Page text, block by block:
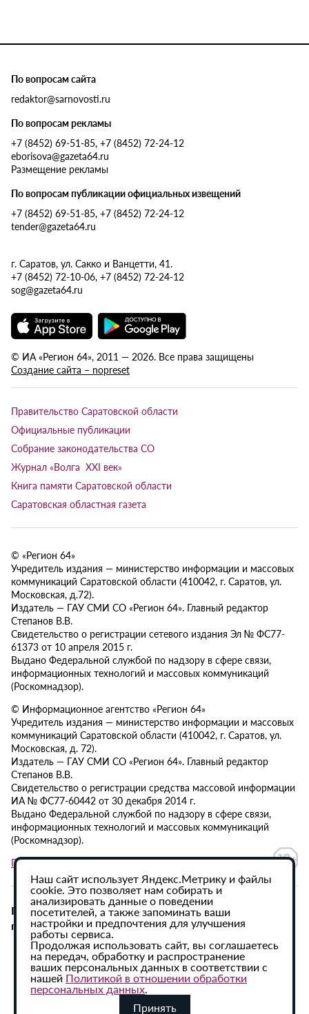
По вопросам сайта
redaktor@sarnovosti.ru
По вопросам рекламы
+7 (8452) 69-51-85, +7 (8452) 72-24-12
eborisova@gazeta64.ru
Размещение рекламы
По вопросам публикации официальных извещений
+7 (8452) 69-51-85, +7 (8452) 72-24-12
tender@gazeta64.ru
г. Саратов, ул. Сакко и Ванцетти, 41.
+7 (8452) 72-10-06, +7 (8452) 72-24-12
sog@gazeta64.ru
© ИА «Регион 64», 2011 — 2026. Все права защищены
Создание сайта – nopreset
Правительство Саратовской области
Официальные публикации
Собрание законодательства СО
Журнал «Волга XXI век»
Книга памяти Саратовской области
Саратовская областная газета
© «Регион 64»
Учредитель издания — министерство информации и массовых
коммуникаций Саратовской области (410042, г. Саратов, ул.
Московская, д.72).
Издатель — ГАУ СМИ СО «Регион 64». Главный редактор
Степанов В.В.
Свидетельство о регистрации сетевого издания Эл № ФС77-
61373 от 10 апреля 2015 г.
Выдано Федеральной службой по надзору в сфере связи,
информационных технологий и массовых коммуникаций
(Роскомнадзор).
© Информационное агентство «Регион 64»
Учредитель издания — министерство информации и массовых
коммуникаций Саратовской области (410042, г. Саратов, ул.
Московская, д. 72).
Издатель — ГАУ СМИ СО «Регион 64». Главный редактор
Степанов В.В.
Свидетельство о регистрации средства массовой информации
ИА № ФС77-60442 от 30 декабря 2014 г.
Выдано Федеральной службой по надзору в сфере связи,
информационных технологий и массовых коммуникаций
(Роскомнадзор).
Политика в отношении обработки персональных данных
При использовании материалов сайта активная
гиперссылка на ИА «Регион 64» обязательна.
Наш сайт использует Яндекс.Метрику и файлы
cookie. Это позволяет нам собирать и
анализировать данные о поведении
посетителей, а также запоминать ваши
настройки и предпочтения для улучшения
работы сервиса.
Продолжая использовать сайт, вы соглашаетесь
на передач, обработку и распространение
ваших персональных данных в соответствии с
нашей Политикой в отношении обработки
персональных данных.
Принять